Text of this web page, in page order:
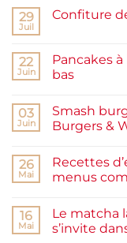
29
Juil
Confiture
Confiture
de
prunes
et
rapide
22
Juin
Pancakes
bas
sur
Pancakes
à
complète,
moelleux
et
03
Juin
Smash
Burgers &
sur
Smash
burger
testé
Packman
Burgers &
26
Mai
Recettes
menus
sur
Recettes
d’été
16
Mai
Le matcha
s’invite